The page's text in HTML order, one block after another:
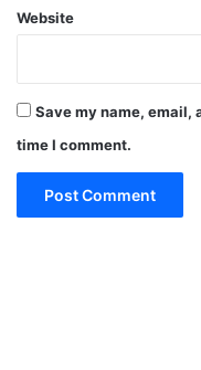
Website
Save my name, email,
time I comment.